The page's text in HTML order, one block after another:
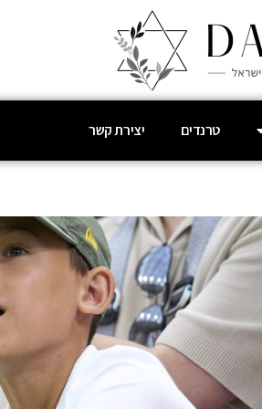
טרנדים יצירת קשר